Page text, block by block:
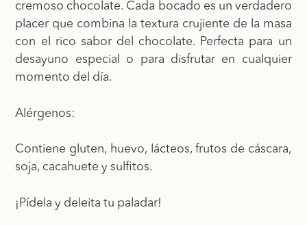
cremoso chocolate. Cada bocado es un verdadero
placer que combina la textura crujiente de la masa
con el rico sabor del chocolate. Perfecta para un
desayuno especial o para disfrutar en cualquier
momento del día.
Alérgenos:
Contiene gluten, huevo, lácteos, frutos de cáscara,
soja, cacahuete y sulfitos.
¡Pídela y deleita tu paladar!